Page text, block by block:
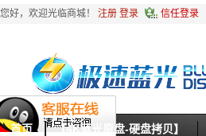
您好，欢迎光临商城！ 注册 登录 信任登录
首页 【4K蓝光原盘-硬盘拷贝】